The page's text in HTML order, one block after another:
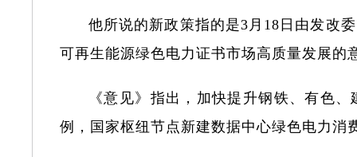
他所说的新政策指的是3月18日由发改
可再生能源绿色电力证书市场高质量发展的
《意见》指出，加快提升钢铁、有色
例，国家枢纽节点新建数据中心绿色电力消